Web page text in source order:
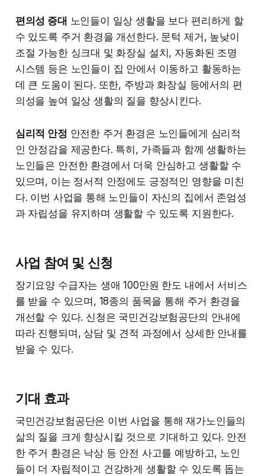
편의성 증대 노인들이 일상 생활을 보다 편리하게 할
수 있도록 주거 환경을 개선한다. 문턱 제거, 높낮이
조절 가능한 싱크대 및 화장실 설치, 자동화된 조명
시스템 등은 노인들이 집 안에서 이동하고 활동하는
데 큰 도움이 된다. 또한, 주방과 화장실 등에서의 편
의성을 높여 일상 생활의 질을 향상시킨다.
심리적 안정 안전한 주거 환경은 노인들에게 심리적
인 안정감을 제공한다. 특히, 가족들과 함께 생활하는
노인들은 안전한 환경에서 더욱 안심하고 생활할 수
있으며, 이는 정서적 안정에도 긍정적인 영향을 미친
다. 이번 사업을 통해 노인들이 자신의 집에서 존엄성
과 자립성을 유지하며 생활할 수 있도록 지원한다.
사업 참여 및 신청
장기요양 수급자는 생애 100만원 한도 내에서 서비스
를 받을 수 있으며, 18종의 품목을 통해 주거 환경을
개선할 수 있다. 신청은 국민건강보험공단의 안내에
따라 진행되며, 상담 및 견적 과정에서 상세한 안내를
받을 수 있다.
기대 효과
국민건강보험공단은 이번 사업을 통해 재가노인들의
삶의 질을 크게 향상시킬 것으로 기대하고 있다. 안전
한 주거 환경은 낙상 등 안전 사고를 예방하고, 노인
들이 더 자립적이고 건강하게 생활할 수 있도록 돕는